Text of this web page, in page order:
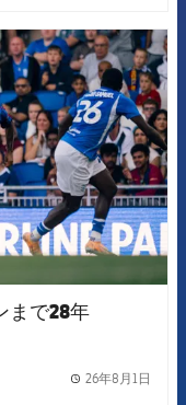
badge
まで28年
26年8月1日